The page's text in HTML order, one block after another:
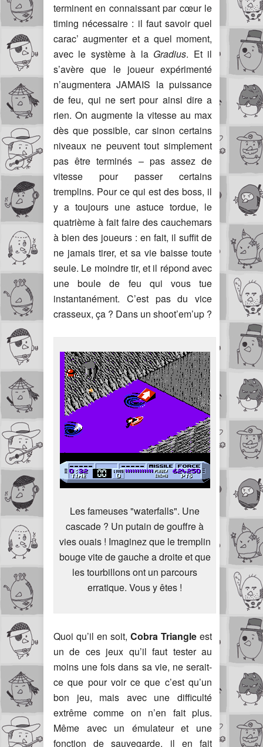
terminent en connaissant par cœur le
timing nécessaire : il faut savoir quel
carac’ augmenter et a quel moment,
avec le système à la Gradius. Et il
s’avère que le joueur expérimenté
n’augmentera JAMAIS la puissance
de feu, qui ne sert pour ainsi dire a
rien. On augmente la vitesse au max
dès que possible, car sinon certains
niveaux ne peuvent tout simplement
pas être terminés – pas assez de
vitesse pour passer certains
tremplins. Pour ce qui est des boss, il
y a toujours une astuce tordue, le
quatrième à fait faire des cauchemars
à bien des joueurs : en fait, il suffit de
ne jamais tirer, et sa vie baisse toute
seule. Le moindre tir, et il répond avec
une boule de feu qui vous tue
instantanément. C’est pas du vice
crasseux, ça ? Dans un shoot’em’up ?
Les fameuses "waterfalls". Une
cascade ? Un putain de gouffre à
vies ouais ! Imaginez que le tremplin
bouge vite de gauche a droite et que
les tourbillons ont un parcours
erratique. Vous y êtes !
Quoi qu’il en soit, Cobra Triangle est
un de ces jeux qu’il faut tester au
moins une fois dans sa vie, ne serait-
ce que pour voir ce que c’est qu’un
bon jeu, mais avec une difficulté
extrême comme on n’en fait plus.
Même avec un émulateur et une
fonction de sauvegarde, il en fait